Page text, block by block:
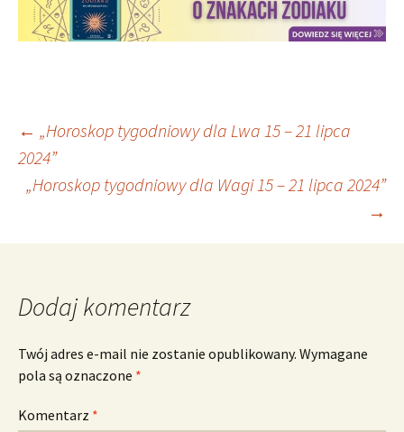
Nawigacja
wpisu
← „Horoskop tygodniowy dla Lwa 15 – 21 lipca
2024”
„Horoskop tygodniowy dla Wagi 15 – 21 lipca 2024”
→
Dodaj komentarz
Twój adres e-mail nie zostanie opublikowany. Wymagane
pola są oznaczone *
Komentarz *